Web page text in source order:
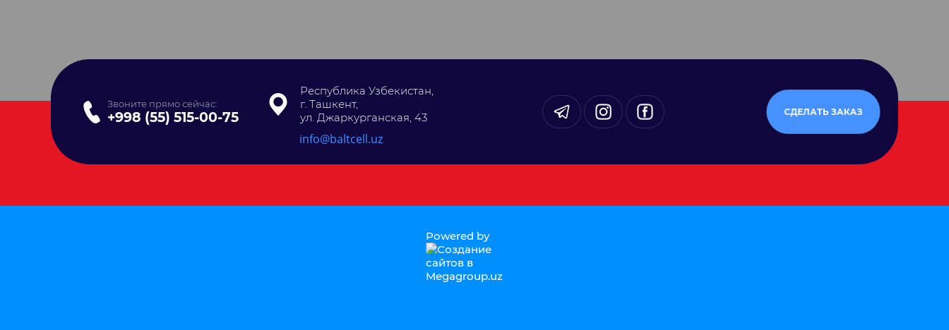
Звоните прямо сейчас:
+998 (55) 515-00-75
Республика Узбекистан,
г. Ташкент,
ул. Джаркурганская, 43
info@baltcell.uz
СДЕЛАТЬ ЗАКАЗ
Powered by